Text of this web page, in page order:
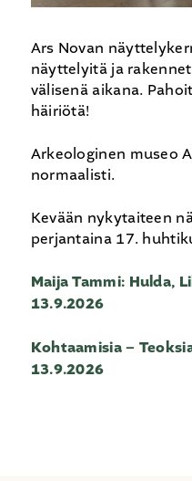
Ars Novan
näyttelyitä ja
välisenä aikana.
häiriötä!
Arkeologinen museo
normaalisti.
Kevään nykytaiteen
perjantaina 17.
Maija Tammi: Hulda,
13.9.2026
Kohtaamisia –
13.9.2026